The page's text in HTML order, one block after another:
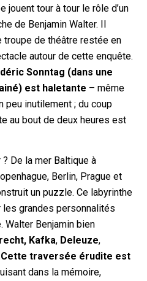
jouent tour à tour le rôle d’un
de Benjamin Walter. Il
de théâtre restée en
autour de cette enquête.
Sonntag (dans une
est haletante – même
peu inutilement ; du coup
au bout de deux heures est
De la mer Baltique à
Berlin, Prague et
un puzzle. Ce labyrinthe
grandes personnalités
Benjamin bien
Kafka, Deleuze,
Cette traversée érudite est
dans la mémoire,